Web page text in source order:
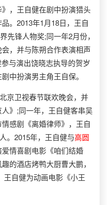
，王自健在剧中扮演猎头
。2013年1月18日，王自
先锋人物奖;同一年2月份，
，并与陈朔合作表演相声
参与演出饶晓志执导的贺岁
中扮演男主角王自保。
卫视春节联欢晚会，并
》;同一年，王自健客串吴
感剧《离婚律师》，王自
。2015年，王自健与高圆
情喜剧电影《咱们结婚
的酒店烤鸭大厨曹大鹏，
王自健为动画电影《小王